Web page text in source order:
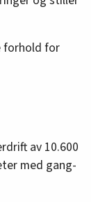
forhold for
av 10.600
med gang-